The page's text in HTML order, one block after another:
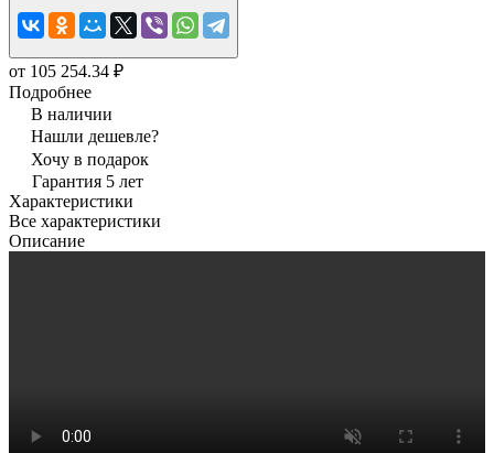
от 105 254.34 ₽
Подробнее
В наличии
Нашли дешевле?
Хочу в подарок
Гарантия 5 лет
Характеристики
Все характеристики
Описание